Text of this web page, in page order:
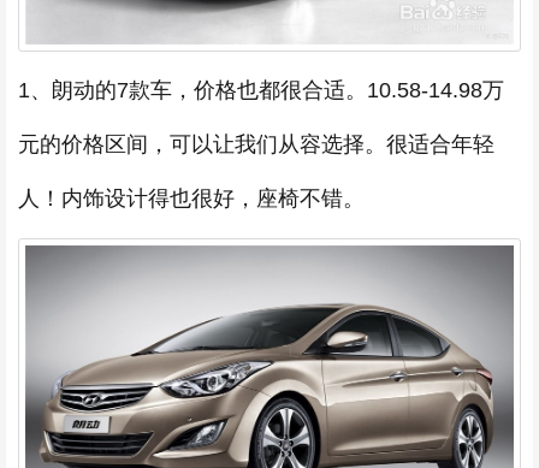
1、朗动的7款车，价格也都很合适。10.58-14.98万
元的价格区间，可以让我们从容选择。很适合年轻
人！内饰设计得也很好，座椅不错。